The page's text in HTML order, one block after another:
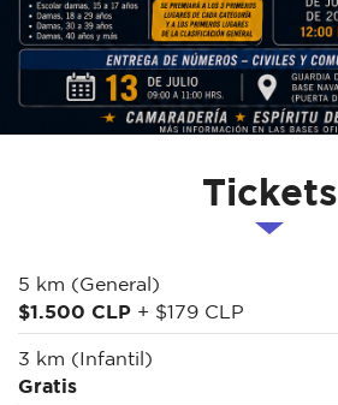
Tickets
5 km (General)
$1.500 CLP + $179 CLP
3 km (Infantil)
Gratis